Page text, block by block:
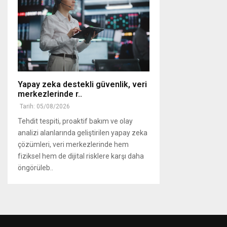
Yapay zeka destekli güvenlik, veri
merkezlerinde r..
Tarih: 05/08/2026
Tehdit tespiti, proaktif bakım ve olay
analizi alanlarında geliştirilen yapay zeka
çözümleri, veri merkezlerinde hem
fiziksel hem de dijital risklere karşı daha
öngörüleb..